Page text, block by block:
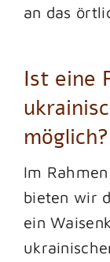
an das
Ist eine
möglich?
Im
bieten wir
ein